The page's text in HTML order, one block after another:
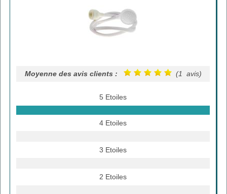
Moyenne des avis clients : (1 avis)
5 Etoiles
4 Etoiles
3 Etoiles
2 Etoiles